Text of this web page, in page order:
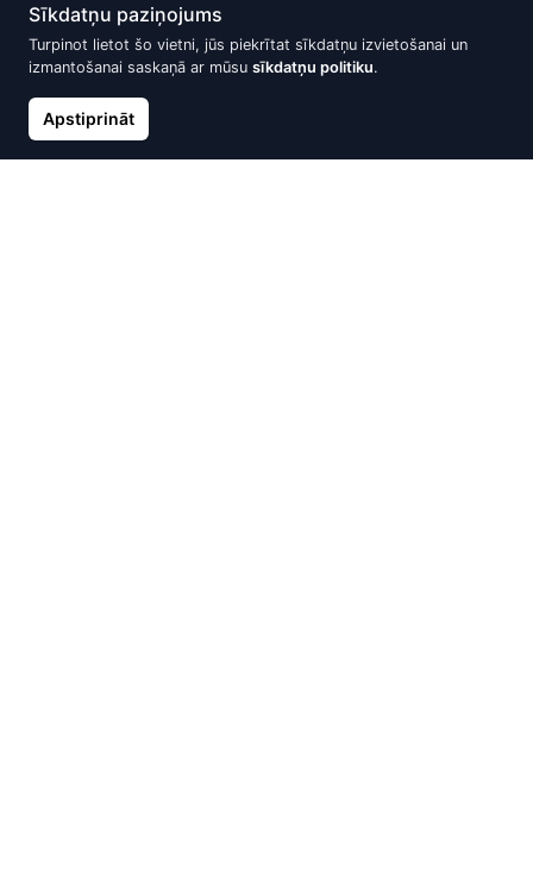
Atlaide -15%
Sīkdatņu paziņojums
Turpinot lietot šo vietni, jūs piekrītat sīkdatņu izvietošanai un
izmantošanai saskaņā ar mūsu sīkdatņu politiku.
Apstiprināt